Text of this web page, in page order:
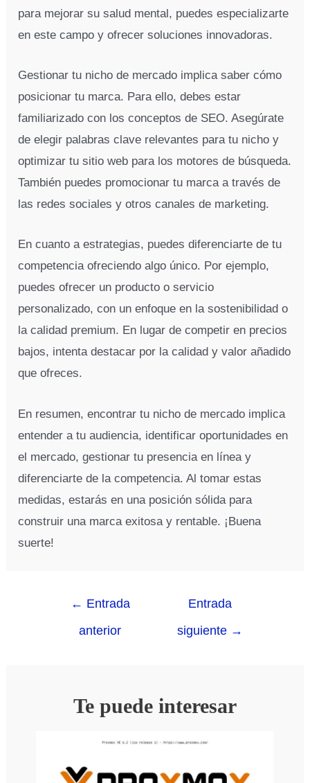
para mejorar su salud mental, puedes especializarte
en este campo y ofrecer soluciones innovadoras.
Gestionar tu nicho de mercado implica saber cómo
posicionar tu marca. Para ello, debes estar
familiarizado con los conceptos de SEO. Asegúrate
de elegir palabras clave relevantes para tu nicho y
optimizar tu sitio web para los motores de búsqueda.
También puedes promocionar tu marca a través de
las redes sociales y otros canales de marketing.
En cuanto a estrategias, puedes diferenciarte de tu
competencia ofreciendo algo único. Por ejemplo,
puedes ofrecer un producto o servicio
personalizado, con un enfoque en la sostenibilidad o
la calidad premium. En lugar de competir en precios
bajos, intenta destacar por la calidad y valor añadido
que ofreces.
En resumen, encontrar tu nicho de mercado implica
entender a tu audiencia, identificar oportunidades en
el mercado, gestionar tu presencia en línea y
diferenciarte de la competencia. Al tomar estas
medidas, estarás en una posición sólida para
construir una marca exitosa y rentable. ¡Buena
suerte!
← Entrada
anterior
Entrada
siguiente →
Te puede interesar